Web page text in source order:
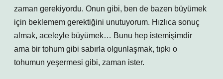
zaman gerekiyordu. Onun gibi, ben de bazen büyümek
için beklemem gerektiğini unutuyorum. Hızlıca sonuç
almak, aceleyle büyümek… Bunu hep istemişimdir
ama bir tohum gibi sabırla olgunlaşmak, tıpkı o
tohumun yeşermesi gibi, zaman ister.